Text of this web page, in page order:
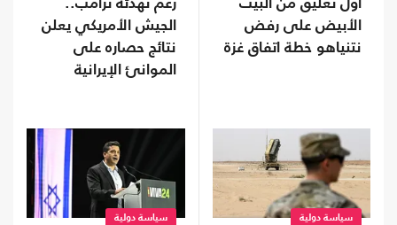
أول تعليق من البيت
الأبيض على رفض
نتنياهو خطة اتفاق غزة
رغم تهدئة ترامب..
الجيش الأمريكي يعلن
نتائج حصاره على
الموانئ الإيرانية
سياسة دولية سياسة دولية